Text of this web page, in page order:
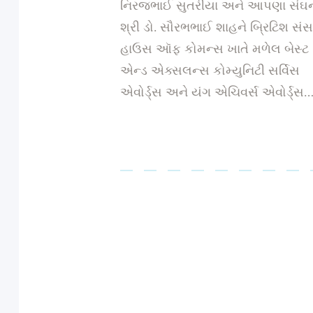
નિરજભાઈ સુતરીયા અને આપણા
શ્રી ડો. સૌરભભાઈ શાહને બ્રિટિશ
હાઉસ ઑફ કોમન્સ ખાતે મળેલ બેસ્ટ
એન્ડ એક્સલન્સ કોમ્યુનિટી સર્વિસ
એવોર્ડ્સ અને યંગ એચિવર્સ એવોર્ડ્સ…